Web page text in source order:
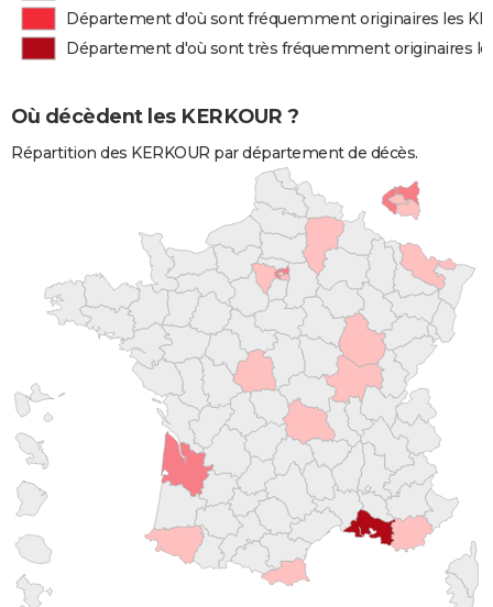
Département d'où sont fréquemment originaires les
Département d'où sont très fréquemment originaires
Où décèdent les KERKOUR ?
Répartition des KERKOUR par département de décès.